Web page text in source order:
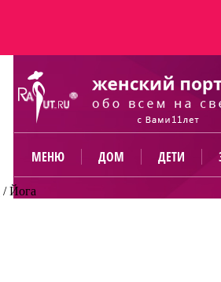
МЕНЮ ДОМ ДЕТИ
/Йога